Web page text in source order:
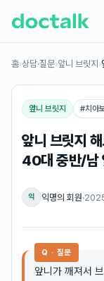
홈›상담·질문›앞니 브릿지 ›
앞니 브릿지 #치아
앞니 브릿지
40대 중반/남
익 익명의 회원·
Q · 질문
앞니가 깨져서